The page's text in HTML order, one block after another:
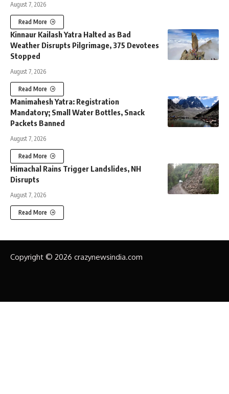
August 7, 2026
Read More
Kinnaur Kailash Yatra Halted as Bad
Weather Disrupts Pilgrimage, 375 Devotees
Stopped
August 7, 2026
Read More
Manimahesh Yatra: Registration
Mandatory; Small Water Bottles, Snack
Packets Banned
August 7, 2026
Read More
Himachal Rains Trigger Landslides, NH
Disrupts
August 7, 2026
Read More
Copyright © 2026 crazynewsindia.com